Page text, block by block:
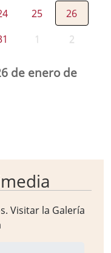
25
26
1 2
de enero de
Visitar la Galería